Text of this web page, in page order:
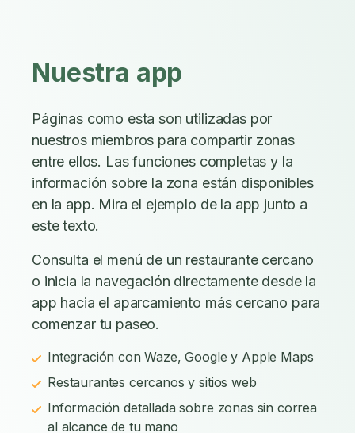
Nuestra app
Páginas como esta son utilizadas por
nuestros miembros para compartir zonas
entre ellos. Las funciones completas y la
información sobre la zona están disponibles
en la app. Mira el ejemplo de la app junto a
este texto.
Consulta el menú de un restaurante cercano
o inicia la navegación directamente desde la
app hacia el aparcamiento más cercano para
comenzar tu paseo.
Integración con Waze, Google y Apple Maps
Restaurantes cercanos y sitios web
Información detallada sobre zonas sin correa
al alcance de tu mano